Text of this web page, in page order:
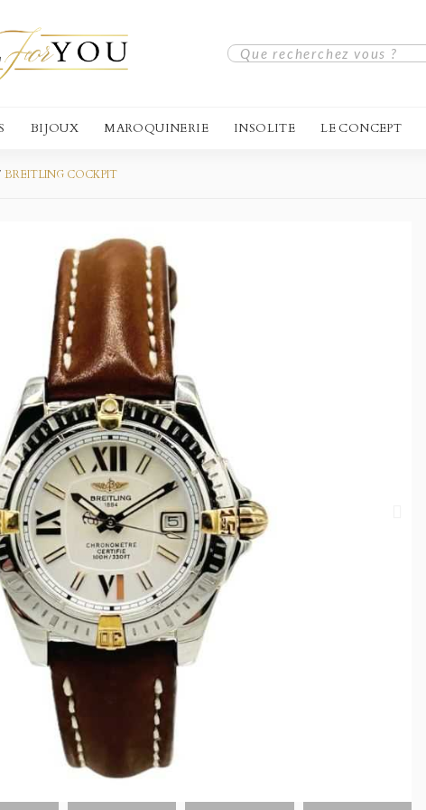
BIJOUX MAROQUINERIE INSOLITE LE CONCEPT
BREITLING COCKPIT